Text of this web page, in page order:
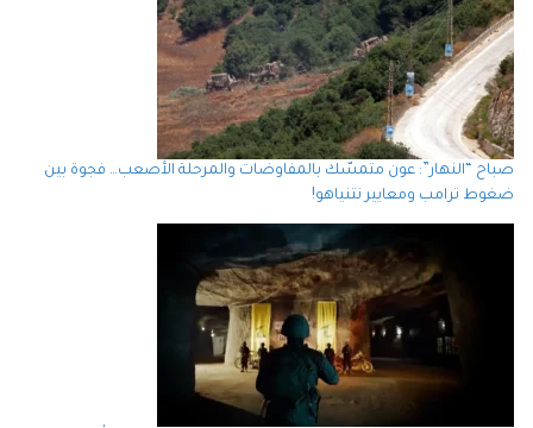
صباح “النهار”: عون متمسّك بالمفاوضات والمرحلة الأصعب… فجوة بين
ضغوط ترامب ومعايير نتنياهو!